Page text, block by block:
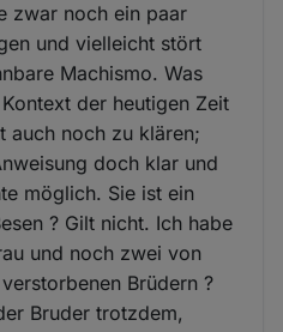
zwar noch ein paar
und vielleicht stört
Machismo. Was
der heutigen Zeit
auch noch zu klären;
doch klar und
möglich. Sie ist ein
? Gilt nicht. Ich habe
und noch zwei von
Brüdern ?
Bruder trotzdem,